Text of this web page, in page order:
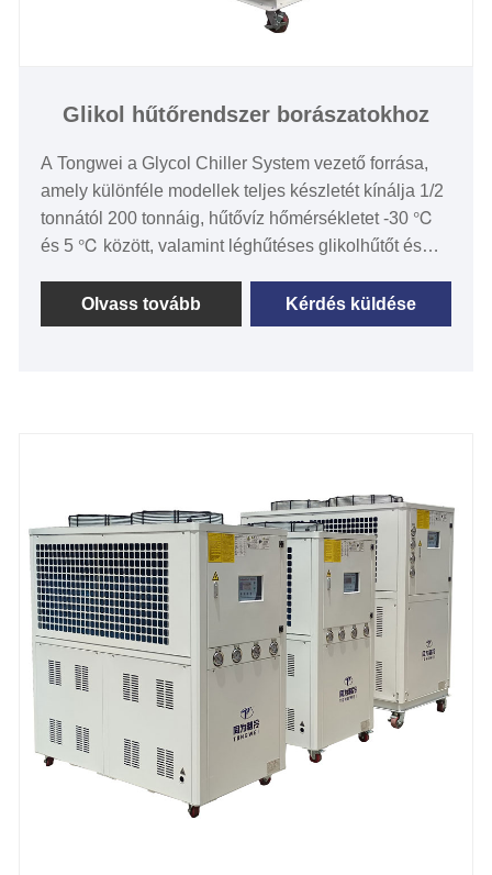
Glikol hűtőrendszer borászatokhoz
A Tongwei a Glycol Chiller System vezető forrása,
amely különféle modellek teljes készletét kínálja 1/2
tonnától 200 tonnáig, hűtővíz hőmérsékletet -30 ℃
és 5 ℃ között, valamint léghűtéses glikolhűtőt és
éve használják. A Glycol Chiller System állandó
glikol hűtőfolyadékot biztosít, amelyet különböző
maga a hűtőberendezés hibája okoz, a szolgáltatás
a garancián belül a probléma megoldásáig
biztosított. Várjuk, hogy Ön hosszú távú glikolos
hűtőrendszere legyen Kínában
Hűtőteljesítmény: 1/2 tonna - 200 tonna
A hűtő típusa: léghűtéses és vízhűtéses glikolhűtő
Hűtött víz hőmérséklete: -30 ℃ és 5 ℃ között
Hűtőközeg: Környezetbarát R404a
Tápegység: 380V/50HZ /3PH (normál) / 208-
480V/60HZ/3PH (testreszabott)
Kompresszor márka: Panasonic / Danfsoo Scroll
Olvass tovább Kérdés küldése